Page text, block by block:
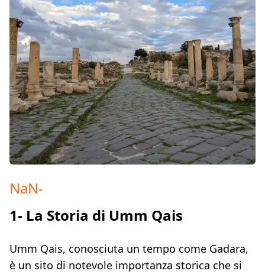
NaN-
1- La Storia di Umm Qais
Umm Qais, conosciuta un tempo come Gadara,
è un sito di notevole importanza storica che si